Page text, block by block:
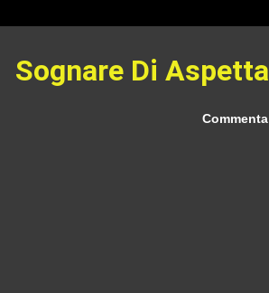
Sognare Di
Commenta